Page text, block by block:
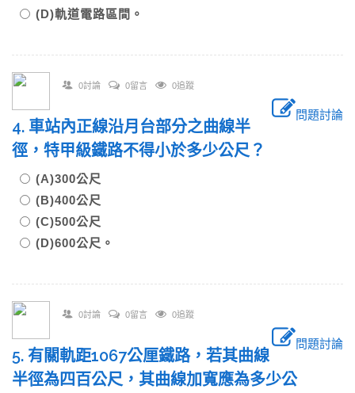
(D)軌道電路區間。
0討論 0留言 0追蹤
問題討論
4. 車站內正線沿月台部分之曲線半
徑，特甲級鐵路不得小於多少公尺？
(A)300公尺
(B)400公尺
(C)500公尺
(D)600公尺。
0討論 0留言 0追蹤
問題討論
5. 有關軌距1067公厘鐵路，若其曲線
半徑為四百公尺，其曲線加寬應為多少公